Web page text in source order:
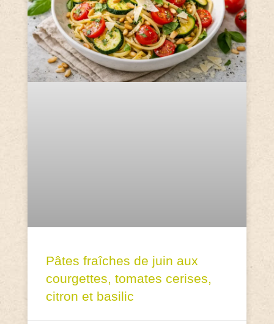
Pâtes fraîches de juin aux
courgettes, tomates cerises,
citron et basilic